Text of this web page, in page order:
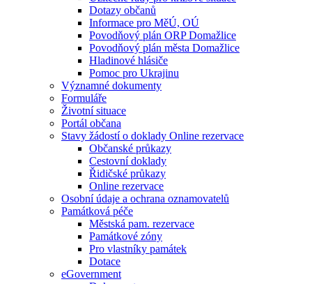
Dotazy občanů
Informace pro MěÚ, OÚ
Povodňový plán ORP Domažlice
Povodňový plán města Domažlice
Hladinové hlásiče
Pomoc pro Ukrajinu
Významné dokumenty
Formuláře
Životní situace
Portál občana
Stavy žádostí o doklady Online rezervace
Občanské průkazy
Cestovní doklady
Řidičské průkazy
Online rezervace
Osobní údaje a ochrana oznamovatelů
Památková péče
Městská pam. rezervace
Památkové zóny
Pro vlastníky památek
Dotace
eGovernment